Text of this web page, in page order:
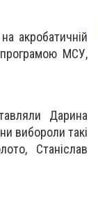
акробатичній
МСУ,
Дарина
вибороли такі
Станіслав